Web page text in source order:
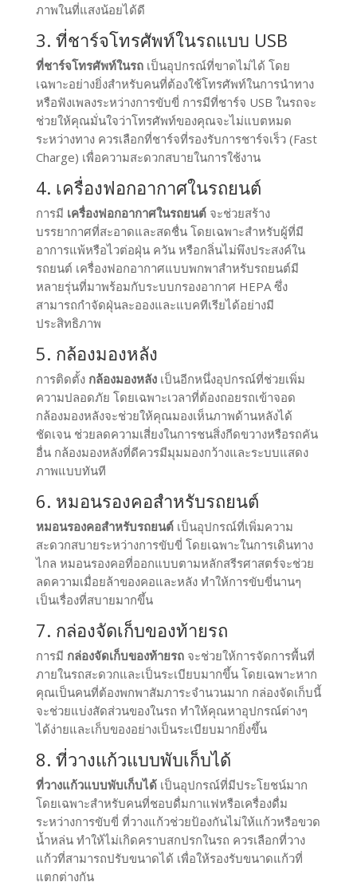
ภาพในที่แสงน้อยได้ดี
3. ที่ชาร์จโทรศัพท์ในรถแบบ USB
ที่ชาร์จโทรศัพท์ในรถเป็นอุปกรณ์ที่ขาดไม่ได้ โดย
เฉพาะอย่างยิ่งสำหรับคนที่ต้องใช้โทรศัพท์ในการนำทาง
หรือฟังเพลงระหว่างการขับขี่ การมีที่ชาร์จ USB ในรถจะ
ช่วยให้คุณมั่นใจว่าโทรศัพท์ของคุณจะไม่แบตหมด
ระหว่างทาง ควรเลือกที่ชาร์จที่รองรับการชาร์จเร็ว (Fast
Charge) เพื่อความสะดวกสบายในการใช้งาน
4. เครื่องฟอกอากาศในรถยนต์
การมี เครื่องฟอกอากาศในรถยนต์จะช่วยสร้าง
บรรยากาศที่สะอาดและสดชื่น โดยเฉพาะสำหรับผู้ที่มี
อาการแพ้หรือไวต่อฝุ่น ควัน หรือกลิ่นไม่พึงประสงค์ใน
รถยนต์ เครื่องฟอกอากาศแบบพกพาสำหรับรถยนต์มี
หลายรุ่นที่มาพร้อมกับระบบกรองอากาศ HEPA ซึ่ง
สามารถกำจัดฝุ่นละอองและแบคทีเรียได้อย่างมี
ประสิทธิภาพ
5. กล้องมองหลัง
การติดตั้ง กล้องมองหลังเป็นอีกหนึ่งอุปกรณ์ที่ช่วยเพิ่ม
ความปลอดภัย โดยเฉพาะเวลาที่ต้องถอยรถเข้าจอด
กล้องมองหลังจะช่วยให้คุณมองเห็นภาพด้านหลังได้
ชัดเจน ช่วยลดความเสี่ยงในการชนสิ่งกีดขวางหรือรถคัน
อื่น กล้องมองหลังที่ดีควรมีมุมมองกว้างและระบบแสดง
ภาพแบบทันที
6. หมอนรองคอสำหรับรถยนต์
หมอนรองคอสำหรับรถยนต์เป็นอุปกรณ์ที่เพิ่มความ
สะดวกสบายระหว่างการขับขี่ โดยเฉพาะในการเดินทาง
ไกล หมอนรองคอที่ออกแบบตามหลักสรีรศาสตร์จะช่วย
ลดความเมื่อยล้าของคอและหลัง ทำให้การขับขี่นานๆ
เป็นเรื่องที่สบายมากขึ้น
7. กล่องจัดเก็บของท้ายรถ
การมี กล่องจัดเก็บของท้ายรถจะช่วยให้การจัดการพื้นที่
ภายในรถสะดวกและเป็นระเบียบมากขึ้น โดยเฉพาะหาก
คุณเป็นคนที่ต้องพกพาสัมภาระจำนวนมาก กล่องจัดเก็บนี้
จะช่วยแบ่งสัดส่วนของในรถ ทำให้คุณหาอุปกรณ์ต่างๆ
ได้ง่ายและเก็บของอย่างเป็นระเบียบมากยิ่งขึ้น
8. ที่วางแก้วแบบพับเก็บได้
ที่วางแก้วแบบพับเก็บได้เป็นอุปกรณ์ที่มีประโยชน์มาก
โดยเฉพาะสำหรับคนที่ชอบดื่มกาแฟหรือเครื่องดื่ม
ระหว่างการขับขี่ ที่วางแก้วช่วยป้องกันไม่ให้แก้วหรือขวด
น้ำหล่น ทำให้ไม่เกิดคราบสกปรกในรถ ควรเลือกที่วาง
แก้วที่สามารถปรับขนาดได้ เพื่อให้รองรับขนาดแก้วที่
แตกต่างกัน